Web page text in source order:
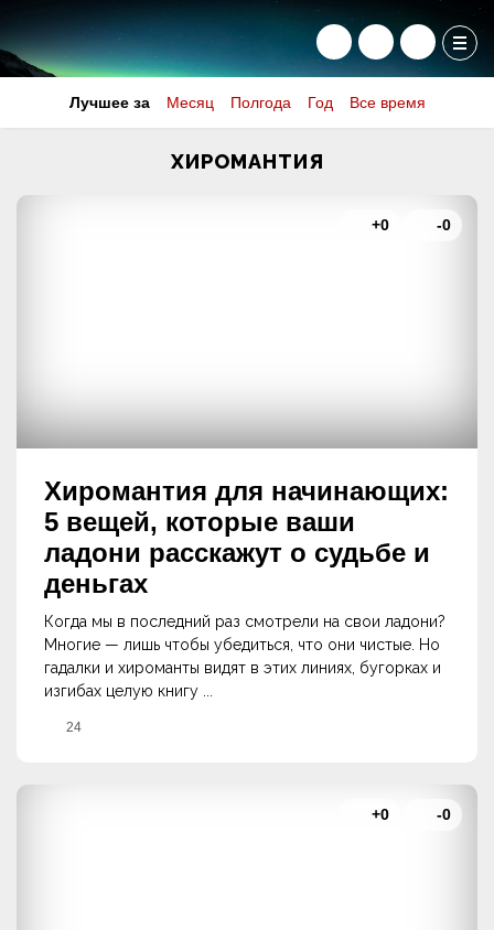
Лучшее за Месяц Полгода Год Все время
ХИРОМАНТИЯ
Хиромантия для начинающих:
5 вещей, которые ваши
ладони расскажут о судьбе и
деньгах
Когда мы в последний раз смотрели на свои ладони?
Многие — лишь чтобы убедиться, что они чистые. Но
гадалки и хироманты видят в этих линиях, бугорках и
изгибах целую книгу ...
24
+0 -0
+0 -0